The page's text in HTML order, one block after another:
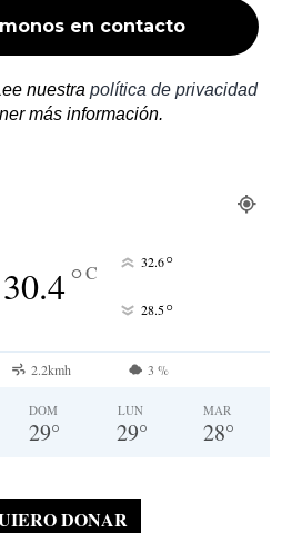
nuestra política de privacidad
más información.
30.4°C 32.6°
28.5°
2.2kmh 3 %
DOM
29°
LUN
29°
MAR
28°
DONAR